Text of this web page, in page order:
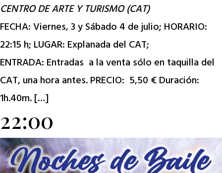
CENTRO DE ARTE Y TURISMO (CAT)
FECHA: Viernes, 3 y Sábado 4 de julio; HORARIO:
22:15 h; LUGAR: Explanada del CAT;
ENTRADA: Entradas a la venta sólo en taquilla del
CAT, una hora antes. PRECIO: 5,50 € Duración:
1h.40m. […]
22:00